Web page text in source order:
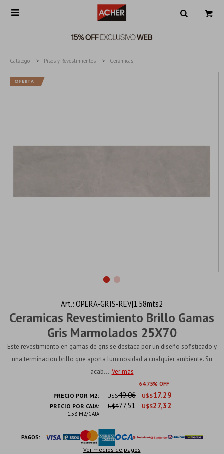

Catálogo Pisos y Revestimientos Cerámicas
Ceramicas Revestimiento Brillo Gamas
Gris Marmolados 25X70
OPERA-GRIS-REV|1.58mts2
Este revestimiento en gamas de gris se destaca por un diseño sofisticado y
una terminacion brillo que aporta luminosidad a cualquier ambiente. Su
acab... Ver más
64 75
PRECIO POR M2: U$S17.29
U$S49.06
PRECIO POR CAJA:
1.58 M2/CAJA
U$S27,32
U$S77,51
PAGOS:
Ver medios de pagos